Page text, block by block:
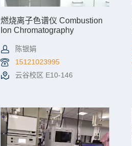
燃烧离子色谱仪 Combustion
Ion Chromatography
陈银娟
15121023995
云谷校区 E10-146